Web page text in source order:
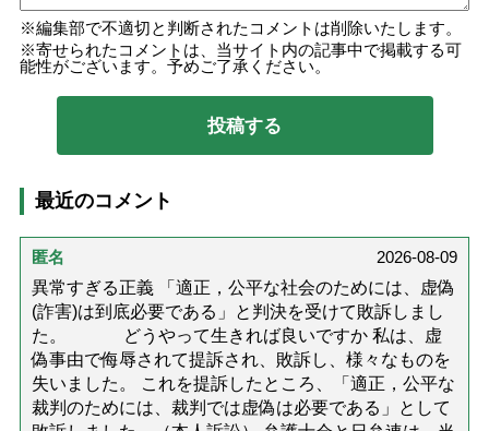
編集部で不適切と判断されたコメントは削除いたします。
寄せられたコメントは、当サイト内の記事中で掲載する可
能性がございます。予めご了承ください。
最近のコメント
匿名
2026-08-09
異常すぎる正義 「適正，公平な社会のためには、虚偽
(詐害)は到底必要である」と判決を受けて敗訴しまし
た。 どうやって生きれば良いですか 私は、虚
偽事由で侮辱されて提訴され、敗訴し、様々なものを
失いました。 これを提訴したところ、「適正，公平な
裁判のためには、裁判では虚偽は必要である」として